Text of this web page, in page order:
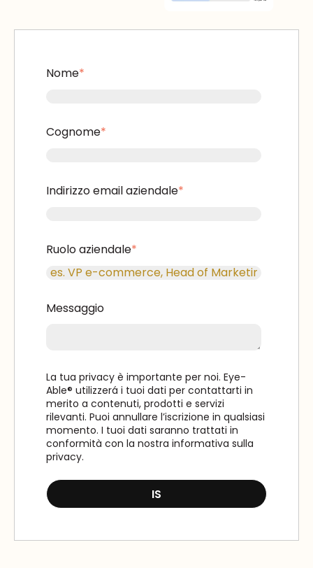
Nome*
Cognome*
Indirizzo email aziendale*
Ruolo aziendale*
Messaggio
La tua privacy è importante per noi. Eye-
Able® utilizzerá i tuoi dati per contattarti in
merito a contenuti, prodotti e servizi
rilevanti. Puoi annullare l’iscrizione in qualsiasi
momento. I tuoi dati saranno trattati in
conformità con la nostra informativa sulla
privacy.